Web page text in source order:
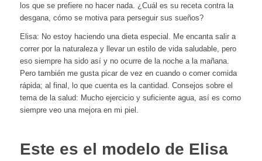
los que se prefiere no hacer nada. ¿Cuál es su receta contra la
desgana, cómo se motiva para perseguir sus sueños?
Elisa: No estoy haciendo una dieta especial. Me encanta salir a
correr por la naturaleza y llevar un estilo de vida saludable, pero
eso siempre ha sido así y no ocurre de la noche a la mañana.
Pero también me gusta picar de vez en cuando o comer comida
rápida; al final, lo que cuenta es la cantidad. Consejos sobre el
tema de la salud: Mucho ejercicio y suficiente agua, así es como
siempre veo una mejora en mi piel.
Este es el modelo de Elisa